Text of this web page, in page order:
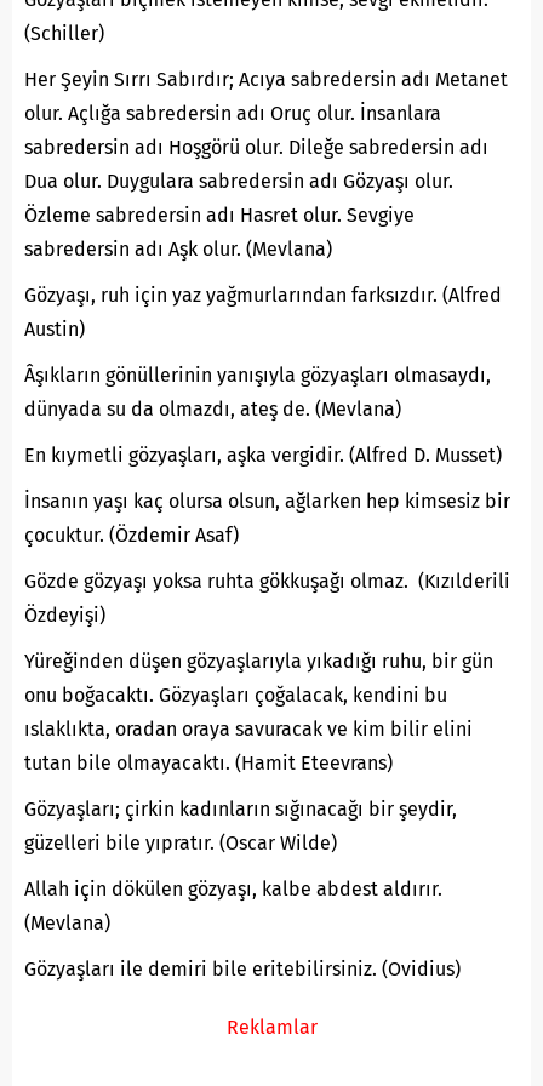
(Schiller)
Her Şeyin Sırrı Sabırdır; Acıya sabredersin adı Metanet
olur. Açlığa sabredersin adı Oruç olur. İnsanlara
sabredersin adı Hoşgörü olur. Dileğe sabredersin adı
Dua olur. Duygulara sabredersin adı Gözyaşı olur.
Özleme sabredersin adı Hasret olur. Sevgiye
sabredersin adı Aşk olur. (Mevlana)
Gözyaşı, ruh için yaz yağmurlarından farksızdır. (Alfred
Austin)
Âşıkların gönüllerinin yanışıyla gözyaşları olmasaydı,
dünyada su da olmazdı, ateş de. (Mevlana)
En kıymetli gözyaşları, aşka vergidir. (Alfred D. Musset)
İnsanın yaşı kaç olursa olsun, ağlarken hep kimsesiz bir
çocuktur. (Özdemir Asaf)
Gözde gözyaşı yoksa ruhta gökkuşağı olmaz. (Kızılderili
Özdeyişi)
Yüreğinden düşen gözyaşlarıyla yıkadığı ruhu, bir gün
onu boğacaktı. Gözyaşları çoğalacak, kendini bu
ıslaklıkta, oradan oraya savuracak ve kim bilir elini
tutan bile olmayacaktı. (Hamit Eteevrans)
Gözyaşları; çirkin kadınların sığınacağı bir şeydir,
güzelleri bile yıpratır. (Oscar Wilde)
Allah için dökülen gözyaşı, kalbe abdest aldırır.
(Mevlana)
Gözyaşları ile demiri bile eritebilirsiniz. (Ovidius)
Reklamlar